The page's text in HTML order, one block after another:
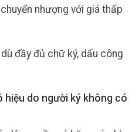
nhượng với giá thấp
đầy đủ chữ ký, dấu công
hiệu do người ký không có